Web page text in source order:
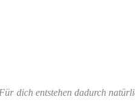
dich entstehen dadurch